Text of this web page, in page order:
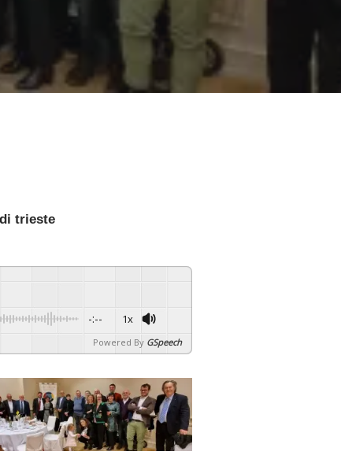
trieste
-:-- 1x
Powered By GSpeech